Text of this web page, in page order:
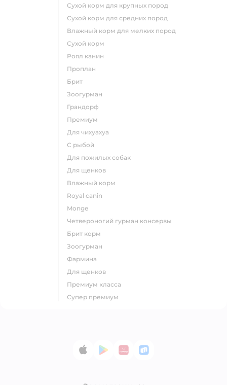
сухой корм для крупных пород
сухой корм для средних пород
влажный корм для мелких пород
сухой корм
роял канин
проплан
брит
зоогурман
грандорф
премиум
для чихуахуа
с рыбой
для пожилых собак
для щенков
влажный корм
royal canin
monge
четвероногий гурман консервы
брит корм
зоогурман
фармина
для щенков
премиум класса
супер премиум
App StoreGoogle Play
AppGallery
RuStore